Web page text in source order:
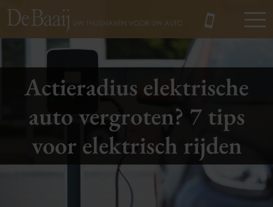
Actieradius elektrische
auto vergroten? 7 tips
voor elektrisch rijden